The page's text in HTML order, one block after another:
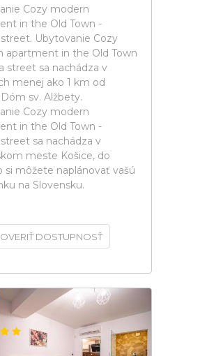
Cozy modern
in the Old Town -
Ubytovanie Cozy
apartment in the Old Town
street sa nachádza v
menej ako 1 km od
sv. Alžbety.
Cozy modern
in the Old Town -
sa nachádza v
meste Košice, do
si môžete naplánovať vašú
na Slovensku.
OVERIŤ DOSTUPNOSŤ